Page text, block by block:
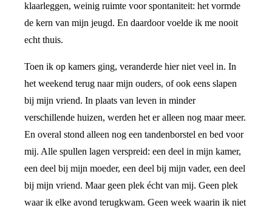
klaarleggen, weinig ruimte voor spontaniteit: het vormde
de kern van mijn jeugd. En daardoor voelde ik me nooit
echt thuis.
Toen ik op kamers ging, veranderde hier niet veel in. In
het weekend terug naar mijn ouders, of ook eens slapen
bij mijn vriend. In plaats van leven in minder
verschillende huizen, werden het er alleen nog maar meer.
En overal stond alleen nog een tandenborstel en bed voor
mij. Alle spullen lagen verspreid: een deel in mijn kamer,
een deel bij mijn moeder, een deel bij mijn vader, een deel
bij mijn vriend. Maar geen plek écht van mij. Geen plek
waar ik elke avond terugkwam. Geen week waarin ik niet